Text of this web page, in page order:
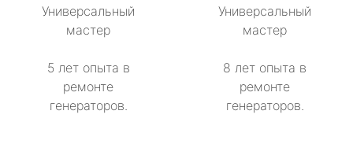
Универсальный
мастер
5 лет опыта в
ремонте
генераторов.
Универсальный
мастер
8 лет опыта в
ремонте
генераторов.